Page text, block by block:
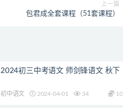
上一篇
包君成全套课程（51套课程）
2024初三中考语文 师剑锋语文 秋下
初中语文 2024-04-01 34 10